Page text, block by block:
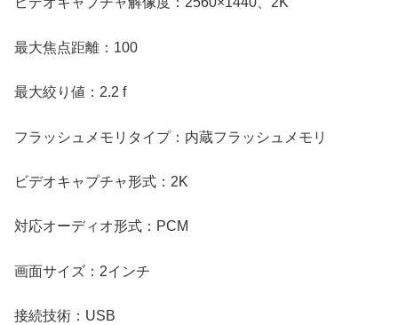
最大焦点距離：100
最大絞り値：2.2 f
フラッシュメモリタイプ：内蔵フラッシュメモリ
ビデオキャプチャ形式：2K
対応オーディオ形式：PCM
画面サイズ：2インチ
接続技術：USB